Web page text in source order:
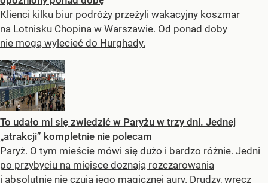
Klienci kilku biur podróży przeżyli wakacyjny koszmar
na Lotnisku Chopina w Warszawie. Od ponad doby
nie mogą wylecieć do Hurghady.
To udało mi się zwiedzić w Paryżu w trzy dni. Jednej
„atrakcji” kompletnie nie polecam
Paryż. O tym mieście mówi się dużo i bardzo różnie. Jedni
po przybyciu na miejsce doznają rozczarowania
i absolutnie nie czują jego magicznej aury. Drudzy, wręcz